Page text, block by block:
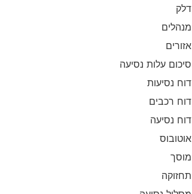
דלק
מנהלים
אזורים
סיכום עלות נסיעה
דוח נסיעות
דוח רכבים
דוח נסיעה
אוטובוס
מוסך
תחזוקה